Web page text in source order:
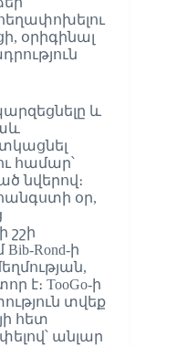
օրիգինալ
և
համար՝
նվերով։
օր,
Rond-ի
է։ TooGo-ի
տվեք
հետ
անլար